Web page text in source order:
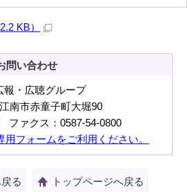
KB）
問い合わせ
報・広聴グループ
南市赤童子町大堀90
ファクス：0587-54-0800
用フォームをご利用ください。
る トップページへ戻る